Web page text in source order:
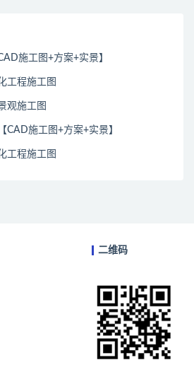
施工图+方案+实景】
工程施工图
观施工图
CAD施工图+方案+实景】
工程施工图
二维码